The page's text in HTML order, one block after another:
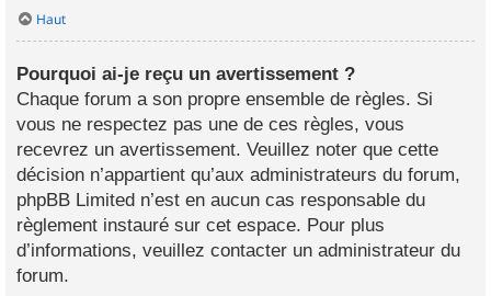
Haut
Pourquoi ai-je reçu un avertissement ?
Chaque forum a son propre ensemble de règles. Si
vous ne respectez pas une de ces règles, vous
recevrez un avertissement. Veuillez noter que cette
décision n’appartient qu’aux administrateurs du forum,
phpBB Limited n’est en aucun cas responsable du
règlement instauré sur cet espace. Pour plus
d’informations, veuillez contacter un administrateur du
forum.